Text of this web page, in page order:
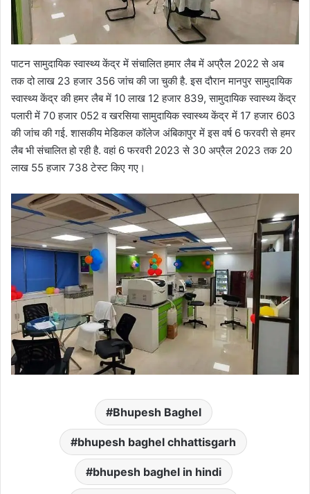
पाटन सामुदायिक स्वास्थ्य केंद्र में संचालित हमार लैब में अप्रैल 2022 से अब
तक दो लाख 23 हजार 356 जांच की जा चुकी है. इस दौरान मानपुर सामुदायिक
स्वास्थ्य केंद्र की हमर लैब में 10 लाख 12 हजार 839, सामुदायिक स्वास्थ्य केंद्र
पलारी में 70 हजार 052 व खरसिया सामुदायिक स्वास्थ्य केंद्र में 17 हजार 603
की जांच की गई. शासकीय मेडिकल कॉलेज अंबिकापुर में इस वर्ष 6 फरवरी से हमर
लैब भी संचालित हो रही है. वहां 6 फरवरी 2023 से 30 अप्रैल 2023 तक 20
लाख 55 हजार 738 टेस्ट किए गए।
Bhupesh Baghel
bhupesh baghel chhattisgarh
bhupesh baghel in hindi